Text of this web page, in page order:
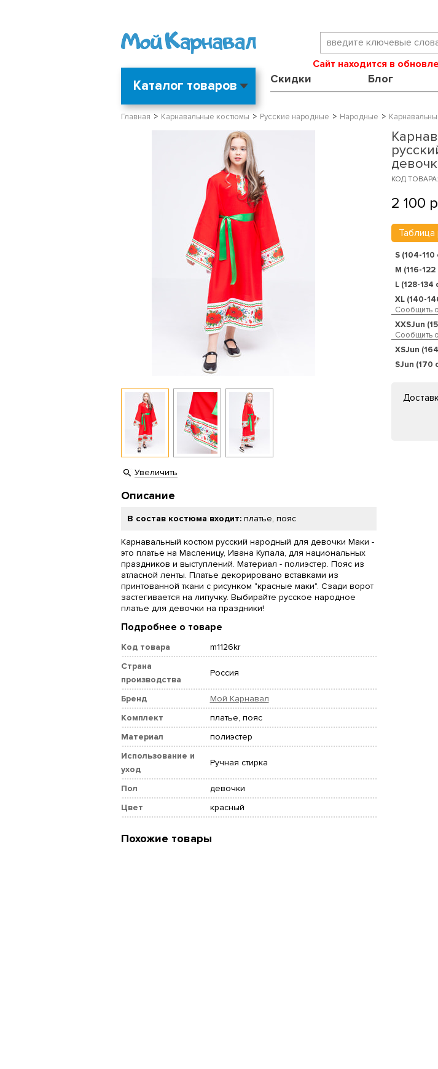
Сайт находится в
Каталог товаров Скидки Блог
Главная Карнавальные костюмы Русские народные Народные
Увеличить
КОД ТОВАРА:
2 100
S (104-110
M (116-
L (128-134
XL (140-
Сообщить
XXSJun
Сообщить
XSJun
SJun (170
Описание
В состав костюма входит: платье, пояс
Карнавальный костюм русский народный для девочки Маки -
это платье на Масленицу, Ивана Купала, для национальных
праздников и выступлений. Материал - полиэстер. Пояс из
атласной ленты. Платье декорировано вставками из
принтованной ткани с рисунком "красные маки". Сзади ворот
застегивается на липучку. Выбирайте русское народное
платье для девочки на праздники!
Подробнее о товаре
Код товара
m1126kr
Страна
производства
Россия
Бренд
Мой Карнавал
Комплект
платье, пояс
Материал
полиэстер
Использование и
уход
Ручная стирка
Пол
девочки
Цвет
красный
Похожие товары